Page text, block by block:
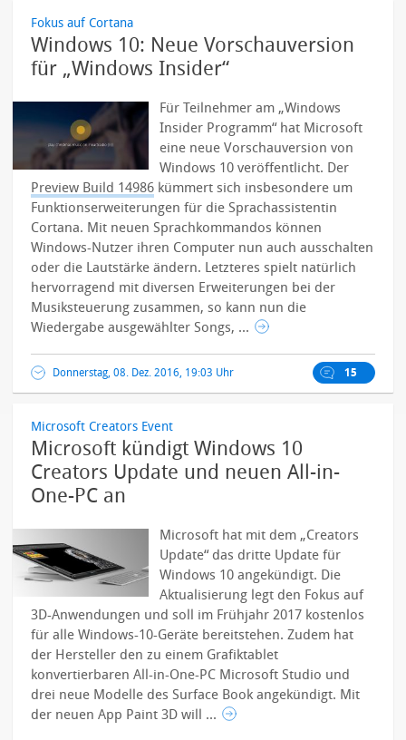
Fokus auf Cortana
Windows 10: Neue Vorschauversion
für „Windows Insider“
Für Teilnehmer am „Windows
Insider Programm“ hat Microsoft
eine neue Vorschauversion von
Windows 10 veröffentlicht. Der
Preview Build 14986 kümmert sich insbesondere um
Funktionserweiterungen für die Sprachassistentin
Cortana. Mit neuen Sprachkommandos können
Windows-Nutzer ihren Computer nun auch ausschalten
oder die Lautstärke ändern. Letzteres spielt natürlich
hervorragend mit diversen Erweiterungen bei der
Musiksteuerung zusammen, so kann nun die
Wiedergabe ausgewählter Songs, ...
Donnerstag, 08. Dez. 2016, 19:03 Uhr 15
Microsoft Creators Event
Microsoft kündigt Windows 10
Creators Update und neuen All-in-
One-PC an
Microsoft hat mit dem „Creators
Update“ das dritte Update für
Windows 10 angekündigt. Die
Aktualisierung legt den Fokus auf
3D-Anwendungen und soll im Frühjahr 2017 kostenlos
für alle Windows-10-Geräte bereitstehen. Zudem hat
der Hersteller den zu einem Grafiktablet
konvertierbaren All-in-One-PC Microsoft Studio und
drei neue Modelle des Surface Book angekündigt. Mit
der neuen App Paint 3D will ...